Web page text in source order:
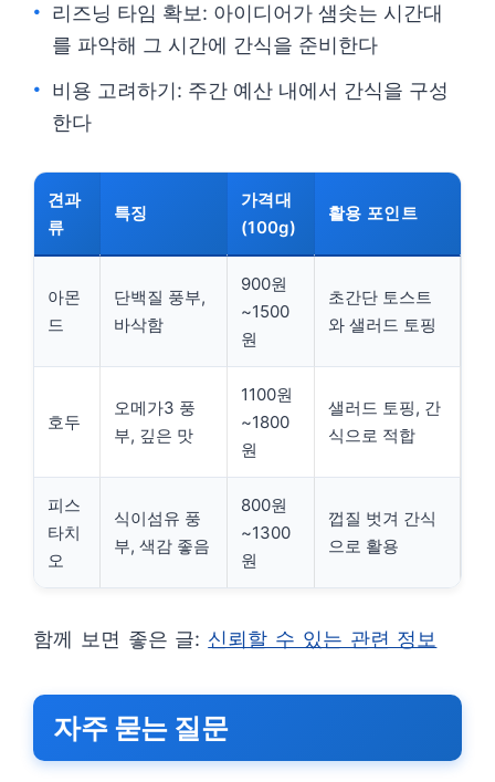
리즈닝 타임 확보: 아이디어가 샘솟는 시간대
를 파악해 그 시간에 간식을 준비한다
비용 고려하기: 주간 예산 내에서 간식을 구성
한다
견과
류
특징
가격대
(100g)
활용 포인트
아몬
드
단백질 풍부,
바삭함
900원
~1500
원
초간단 토스트
와 샐러드 토핑
호두
오메가3 풍
부, 깊은 맛
1100원
~1800
원
샐러드 토핑, 간
식으로 적합
피스
타치
오
식이섬유 풍
부, 색감 좋음
800원
~1300
원
껍질 벗겨 간식
으로 활용
함께 보면 좋은 글: 신뢰할 수 있는 관련 정보
자주 묻는 질문